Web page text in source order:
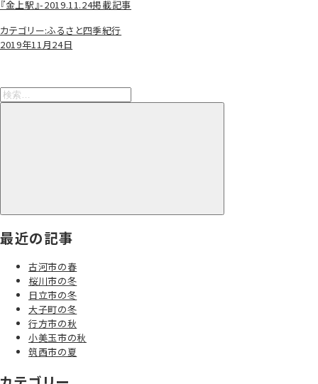
『金上駅』-2019.11.24掲載記事
カテゴリー:ふるさと四季紀行
2019年11月24日
検
索:
最近の記事
古河市の春
桜川市の冬
日立市の冬
大子町の冬
行方市の秋
小美玉市の秋
筑西市の夏